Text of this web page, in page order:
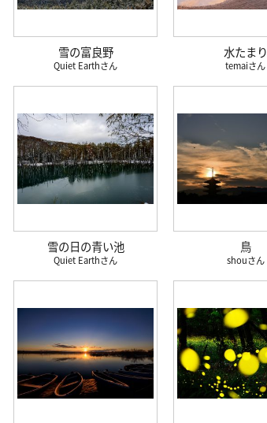
雪の富良野
Quiet Earth
水たまり
temai
雪の日の青い池
Quiet Earth
鳥
shou